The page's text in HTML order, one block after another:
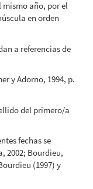
mismo año, por el
en orden
a referencias de
y Adorno, 1994, p.
del primero/a
fechas se
2002; Bourdieu,
(1997) y